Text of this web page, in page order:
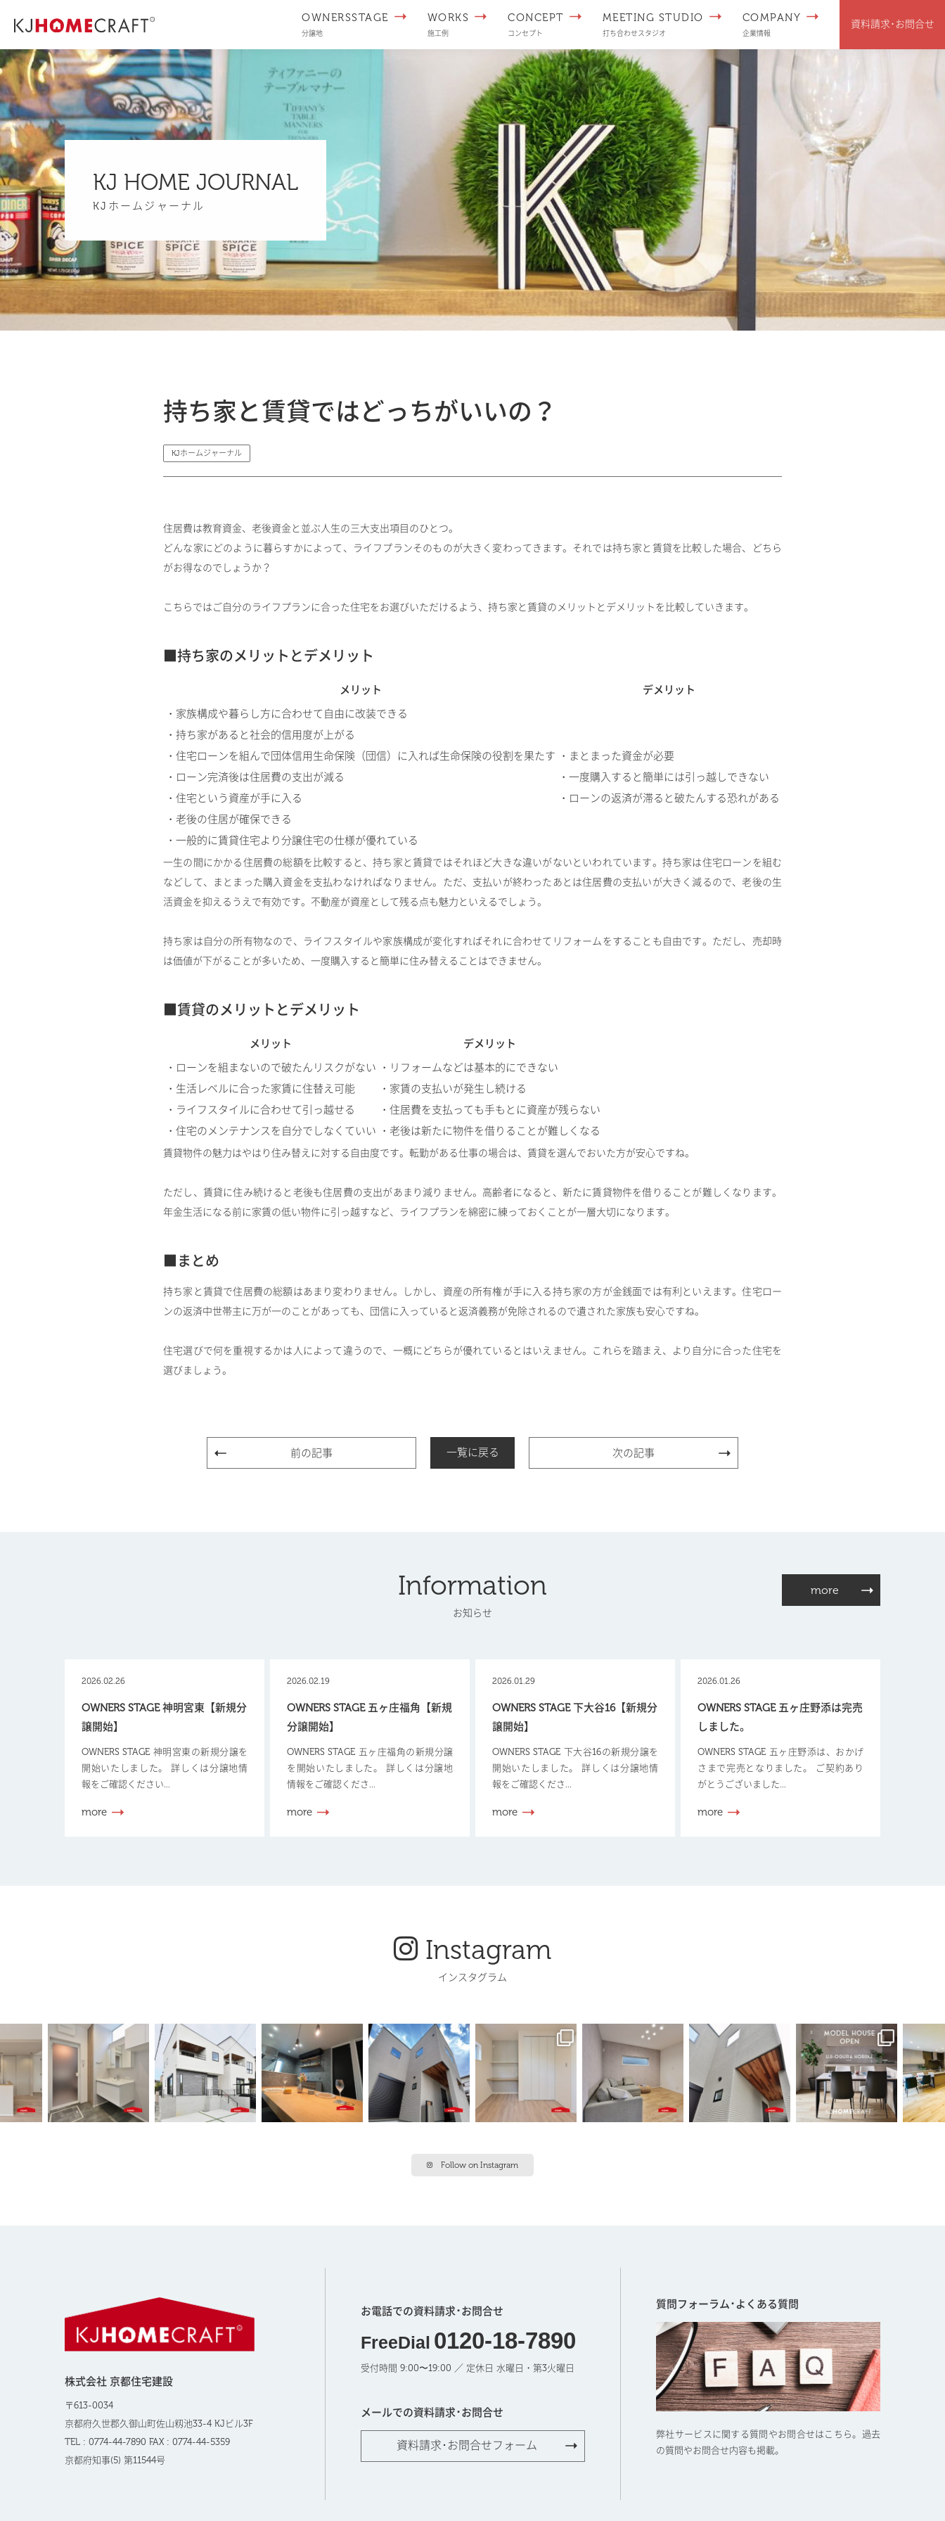
OWNERSSTAGE
分譲地
WORKS
施工例
CONCEPT
コンセプト
MEETING STUDIO
打ち合わせスタジオ
COMPANY
企業情報
資料請求･お問合せ
KJ HOME JOURNAL
KJホームジャーナル
持ち家と賃貸ではどっちがいいの？
KJホームジャーナル
住居費は教育資金、老後資金と並ぶ人生の三大支出項目のひとつ。
どんな家にどのように暮らすかによって、ライフプランそのものが大きく変わってきます。それでは持ち家と賃貸を比較した場合、どちら
がお得なのでしょうか？
こちらではご自分のライフプランに合った住宅をお選びいただけるよう、持ち家と賃貸のメリットとデメリットを比較していきます。
■持ち家のメリットとデメリット
メリット
デメリット
・家族構成や暮らし方に合わせて自由に改装できる
・持ち家があると社会的信用度が上がる
・住宅ローンを組んで団体信用生命保険（団信）に入れば生命保険の役割を果たす
・ローン完済後は住居費の支出が減る
・住宅という資産が手に入る
・老後の住居が確保できる
・一般的に賃貸住宅より分譲住宅の仕様が優れている
・まとまった資金が必要
・一度購入すると簡単には引っ越しできない
・ローンの返済が滞ると破たんする恐れがある
一生の間にかかる住居費の総額を比較すると、持ち家と賃貸ではそれほど大きな違いがないといわれています。持ち家は住宅ローンを組む
などして、まとまった購入資金を支払わなければなりません。ただ、支払いが終わったあとは住居費の支払いが大きく減るので、老後の生
活資金を抑えるうえで有効です。不動産が資産として残る点も魅力といえるでしょう。
持ち家は自分の所有物なので、ライフスタイルや家族構成が変化すればそれに合わせてリフォームをすることも自由です。ただし、売却時
は価値が下がることが多いため、一度購入すると簡単に住み替えることはできません。
■賃貸のメリットとデメリット
メリット
デメリット
・ローンを組まないので破たんリスクがない
・生活レベルに合った家賃に住替え可能
・ライフスタイルに合わせて引っ越せる
・住宅のメンテナンスを自分でしなくていい
・リフォームなどは基本的にできない
・家賃の支払いが発生し続ける
・住居費を支払っても手もとに資産が残らない
・老後は新たに物件を借りることが難しくなる
賃貸物件の魅力はやはり住み替えに対する自由度です。転勤がある仕事の場合は、賃貸を選んでおいた方が安心ですね。
ただし、賃貸に住み続けると老後も住居費の支出があまり減りません。高齢者になると、新たに賃貸物件を借りることが難しくなります。
年金生活になる前に家賃の低い物件に引っ越すなど、ライフプランを綿密に練っておくことが一層大切になります。
■まとめ
持ち家と賃貸で住居費の総額はあまり変わりません。しかし、資産の所有権が手に入る持ち家の方が金銭面では有利といえます。住宅ロー
ンの返済中世帯主に万が一のことがあっても、団信に入っていると返済義務が免除されるので遺された家族も安心ですね。
住宅選びで何を重視するかは人によって違うので、一概にどちらが優れているとはいえません。これらを踏まえ、より自分に合った住宅を
選びましょう。
前の記事 一覧に戻る 次の記事
Information
お知らせ
2026.02.26
OWNERS STAGE 神明宮東【新規分
譲開始】
OWNERS STAGE 神明宮東の新規分譲を
開始いたしました。 詳しくは分譲地情
報をご確認ください...
more
2026.02.19
OWNERS STAGE 五ヶ庄福角【新規
分譲開始】
OWNERS STAGE 五ヶ庄福角の新規分譲
を開始いたしました。 詳しくは分譲地
情報をご確認くださ...
more
2026.01.29
OWNERS STAGE 下大谷16【新規分
譲開始】
OWNERS STAGE 下大谷16の新規分譲を
開始いたしました。 詳しくは分譲地情
報をご確認くださ...
more
2026.01.26
OWNERS STAGE 五ヶ庄野添は完売
しました。
OWNERS STAGE 五ヶ庄野添は、おかげ
さまで完売となりました。 ご契約あり
がとうございました...
more
more
Instagram
インスタグラム
Follow on Instagram
お電話での資料請求･お問合せ
FreeDial 0120-18-7890
受付時間 9:00〜19:00 ／ 定休日 水曜日・第3火曜日
メールでの資料請求･お問合せ
資料請求･お問合せフォーム
質問フォーラム･よくある質問
弊社サービスに関する質問やお問合せはこちら。過去
の質問やお問合せ内容も掲載。
株式会社 京都住宅建設
〒613-0034
京都府久世郡久御山町佐山籾池33-4 KJビル3F
TEL : 0774-44-7890 FAX : 0774-44-5359
京都府知事(5) 第11544号